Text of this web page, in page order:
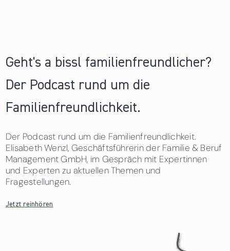
Geht's a bissl familienfreundlicher?
Der Podcast rund um die
Familienfreundlichkeit.
Der Podcast rund um die Familienfreundlichkeit.
Elisabeth Wenzl, Geschäftsführerin der Familie & Beruf
Management GmbH, im Gespräch mit Expertinnen
und Experten zu aktuellen Themen und
Fragestellungen.
Jetzt reinhören